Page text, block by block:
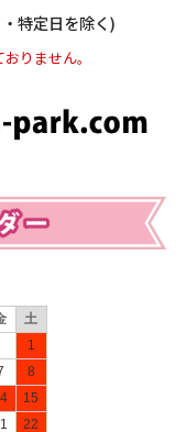
担。
特定日を除く)
りません。